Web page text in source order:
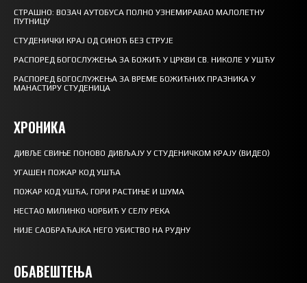
СТРАШНО: ВОЗАЧ АУТОБУСА ПОЛНО УЗНЕМИРАВАО МАЛОЛЕТНУ
ПУТНИЦУ
СТУДЕНИЧКИ КРАЈ ОД СИНОЋ БЕЗ СТРУЈЕ
РАСПОРЕД БОГОСЛУЖЕЊА ЗА БОЖИЋ У ЦРКВИ СВ. НИКОЛЕ У УШЋУ
РАСПОРЕД БОГОСЛУЖЕЊА ЗА ВРЕМЕ БОЖИЋНИХ ПРАЗНИКА У
МАНАСТИРУ СТУДЕНИЦА
ХРОНИКА
ДИВЉЕ СВИЊЕ ПОНОВО ДИВЉАЈУ У СТУДЕНИЧКОМ КРАЈУ (ВИДЕО)
УГАШЕН ПОЖАР КОД УШЋА
ПОЖАР КОД УШЋА, ГОРИ РАСТИЊЕ И ШУМА
НЕСТАО МИЛИНКО ЧОРБИЋ У СЕЛУ РЕКА
НИЈЕ САОБРАЋАЈКА НЕГО УБИСТВО НА РУДНУ
ОБАВЕШТЕЊА